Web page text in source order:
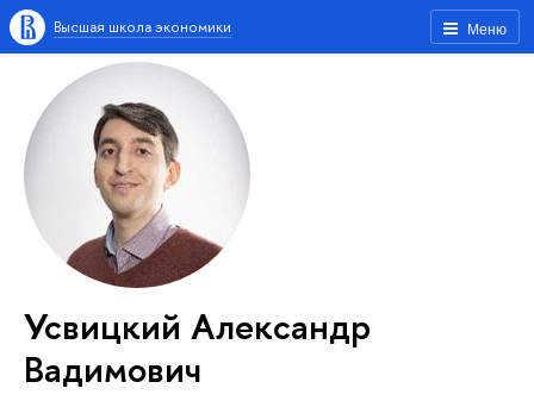
Меню
Высшая школа экономики
Усвицкий Александр
Вадимович